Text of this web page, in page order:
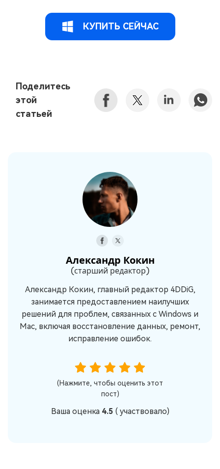
КУПИТЬ СЕЙЧАС
Поделитесь
этой
статьей
Александр Кокин
(старший редактор)
Александр Кокин, главный редактор 4DDiG,
занимается предоставлением наилучших
решений для проблем, связанных с Windows и
Mac, включая восстановление данных, ремонт,
исправление ошибок.
(Нажмите, чтобы оценить этот
пост)
Ваша оценка 4.5 (участвовало)